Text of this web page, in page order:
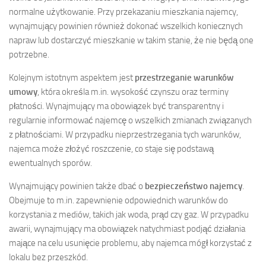
normalne użytkowanie. Przy przekazaniu mieszkania najemcy,
wynajmujący powinien również dokonać wszelkich koniecznych
napraw lub dostarczyć mieszkanie w takim stanie, że nie będą one
potrzebne.
Kolejnym istotnym aspektem jest przestrzeganie warunków
umowy, która określa m.in. wysokość czynszu oraz terminy
płatności. Wynajmujący ma obowiązek być transparentny i
regularnie informować najemcę o wszelkich zmianach związanych
z płatnościami. W przypadku nieprzestrzegania tych warunków,
najemca może złożyć roszczenie, co staje się podstawą
ewentualnych sporów.
Wynajmujący powinien także dbać o bezpieczeństwo najemcy.
Obejmuje to m.in. zapewnienie odpowiednich warunków do
korzystania z mediów, takich jak woda, prąd czy gaz. W przypadku
awarii, wynajmujący ma obowiązek natychmiast podjąć działania
mające na celu usunięcie problemu, aby najemca mógł korzystać z
lokalu bez przeszkód.